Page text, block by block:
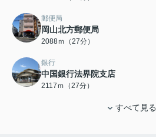
郵便局
岡山北方郵便局
2088ｍ（27分）
銀行
中国銀行法界院支店
2117ｍ（27分）
すべて見る